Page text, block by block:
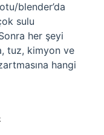
blender’da
sulu
her şeyi
tuz, kimyon ve
hangi